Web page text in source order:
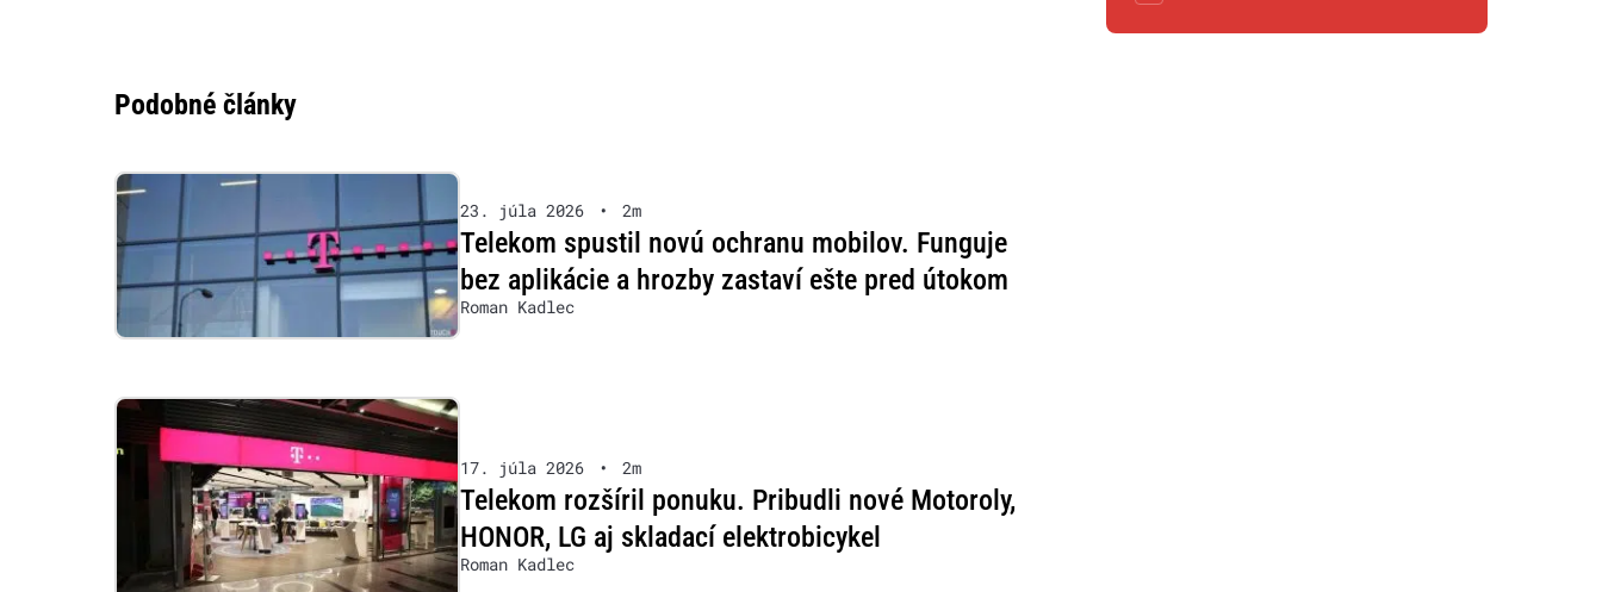
Podobné články
23. júla 2026 • 2m
Telekom spustil novú ochranu mobilov. Funguje
bez aplikácie a hrozby zastaví ešte pred útokom
Roman Kadlec
17. júla 2026 • 2m
Telekom rozšíril ponuku. Pribudli nové Motoroly,
HONOR, LG aj skladací elektrobicykel
Roman Kadlec